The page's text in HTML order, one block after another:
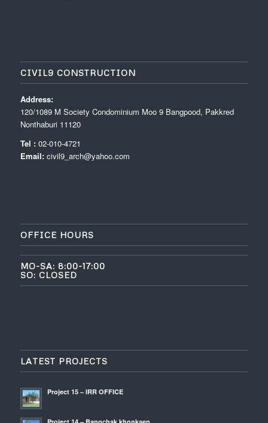
CIVIL9 CONSTRUCTION
Address:
120/1089 M Society Condominium Moo 9 Bangpood, Pakkred
Nonthaburi 11120
Tel :02-010-4721
Email: civil9_arch@yahoo.com
OFFICE HOURS
MO-SA: 8:00-17:00
SO: CLOSED
LATEST PROJECTS
Project 15 – IRR OFFICE